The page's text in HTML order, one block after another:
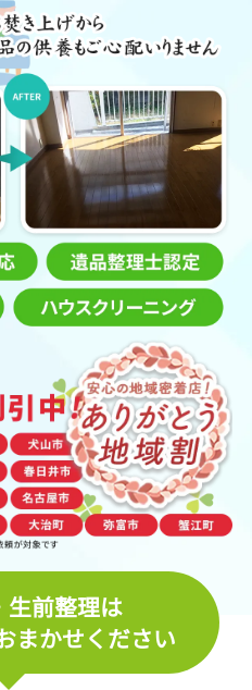
生前整理は
まかせください